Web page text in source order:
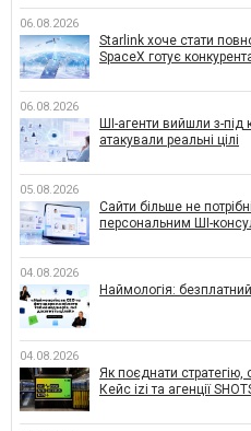
06.08.2026
Starlink хоче стати
SpaceX готує
06.08.2026
ШІ-агенти вийшли з-під
атакували реальні цілі
05.08.2026
Сайти більше не
персональним ШІ-
04.08.2026
Наймологія:
04.08.2026
Як поєднати стратегію,
Кейс izi та агенції